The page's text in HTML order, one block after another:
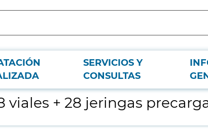
SERVICIOS Y
CONSULTAS
disolvente
+ 28 jeringas